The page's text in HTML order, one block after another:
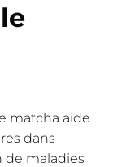
matcha aide
dans
de maladies